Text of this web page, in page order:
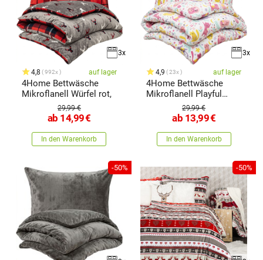
3x
4,8 992x auf lager
4Home Bettwäsche
Mikroflanell Würfel rot,
29,99 €
ab 14,99€
In den Warenkorb
3x
4,9 23x auf lager
4Home Bettwäsche
Mikroflanell Playful
29,99 €
ab 13,99€
In den Warenkorb
-50% -50%